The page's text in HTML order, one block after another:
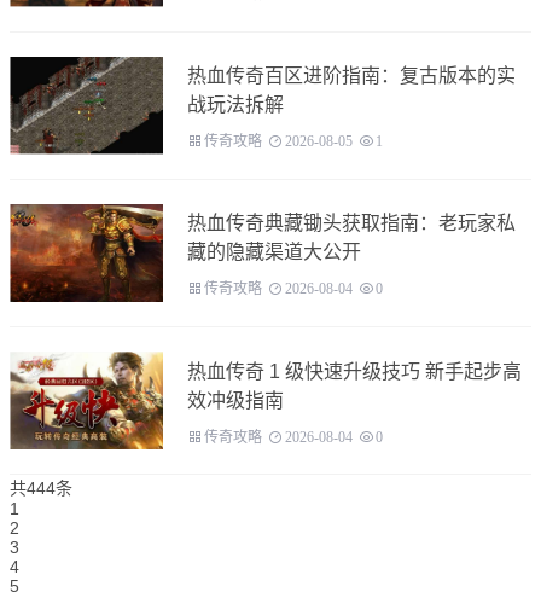
热血传奇百区进阶指南：复古版本的实
战玩法拆解
传奇攻略 2026-08-05 1
热血传奇典藏锄头获取指南：老玩家私
藏的隐藏渠道大公开
传奇攻略 2026-08-04 0
热血传奇 1 级快速升级技巧 新手起步高
效冲级指南
传奇攻略 2026-08-04 0
共444条
1
2
3
4
5